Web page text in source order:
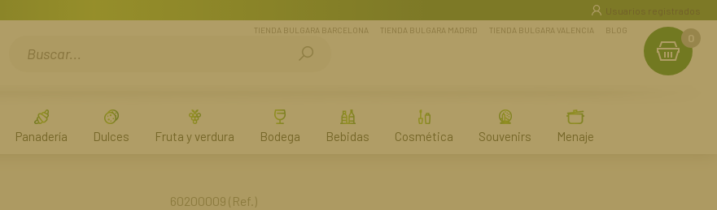
0
Usuarios registrados
TIENDA BULGARA BARCELONA TIENDA BULGARA MADRID TIENDA BULGARA VALENCIA BLOG
Panadería Dulces Fruta y verdura Bodega Bebidas Cosmética Souvenirs Menaje
60200009 (Ref.)